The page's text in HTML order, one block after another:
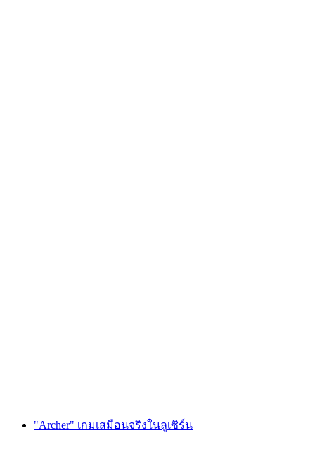
"Archer" เกมเสมือนจริงในลูเซิร์น